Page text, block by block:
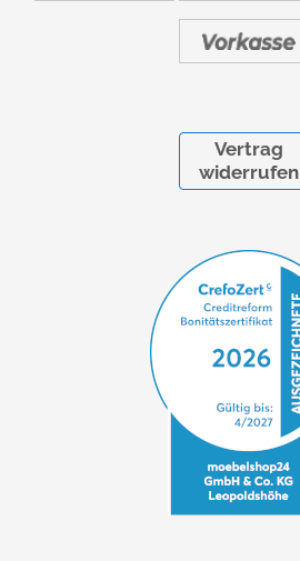
Vertrag
widerrufen